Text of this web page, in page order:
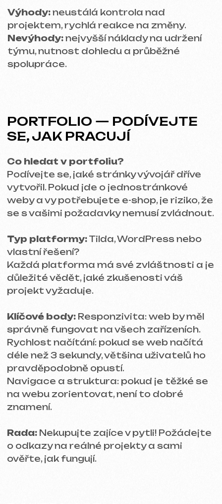
ověřte, jak fungují.
DOVEDNOSTI A
ZKUŠENOSTI — KLÍČOVÉ
OTÁZKY
prodávat služby nebo produkty.
Zná vývojář vaši oblast podnikání?
oboru. Pokud dosud dělal weby jen pro
kavárny a vy jste stavební firma, je
vhodné probrat, nakolik se orientuje ve
vašem odvětví.
Jaký má přístup k úpravám?
Profesionálové hned na začátku definují
každém kroku.
CENOVÁ
TRANSPARENTNOST — CO
VÁS ČEKÁ NA ÚČTU
Proč je důležité znát cenu předem?
Když jde o peníze, nikdo nechce
nepříjemná překvapení. Ptejte se předem,
co je v ceně a zda budou nějaké další
poplatky.
Na co si dát pozor při hodnocení ceny:
Počet stránek na webu.
Design a responzivita.
Počet služeb/produktů.
reklamy.
Integrace s platformami.